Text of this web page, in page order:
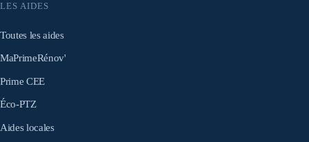
LES AIDES
Toutes les aides
MaPrimeRénov'
Prime CEE
Éco-PTZ
Aides locales